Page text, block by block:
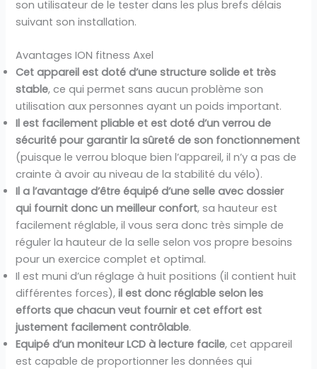
son utilisateur de le tester dans les plus brefs délais
suivant son installation.
Avantages ION fitness Axel
Cet appareil est doté d’une structure solide et très
stable, ce qui permet sans aucun problème son
utilisation aux personnes ayant un poids important.
Il est facilement pliable et est doté d’un verrou de
sécurité pour garantir la sûreté de son fonctionnement
(puisque le verrou bloque bien l’appareil, il n’y a pas de
crainte à avoir au niveau de la stabilité du vélo).
Il a l’avantage d’être équipé d’une selle avec dossier
qui fournit donc un meilleur confort, sa hauteur est
facilement réglable, il vous sera donc très simple de
réguler la hauteur de la selle selon vos propre besoins
pour un exercice complet et optimal.
Il est muni d’un réglage à huit positions (il contient huit
différentes forces), il est donc réglable selon les
efforts que chacun veut fournir et cet effort est
justement facilement contrôlable.
Equipé d’un moniteur LCD à lecture facile, cet appareil
est capable de proportionner les données qui